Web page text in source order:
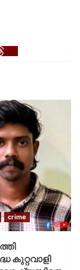
crime
കുറ്റവാളി